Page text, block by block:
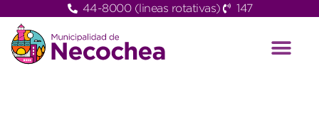
44-8000 (lineas rotativas) 147